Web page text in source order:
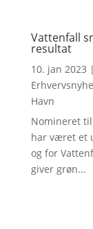
Vattenfall
resultat
10. jan 2023 |
Havn
Nomineret
har været et
og for
giver grøn...